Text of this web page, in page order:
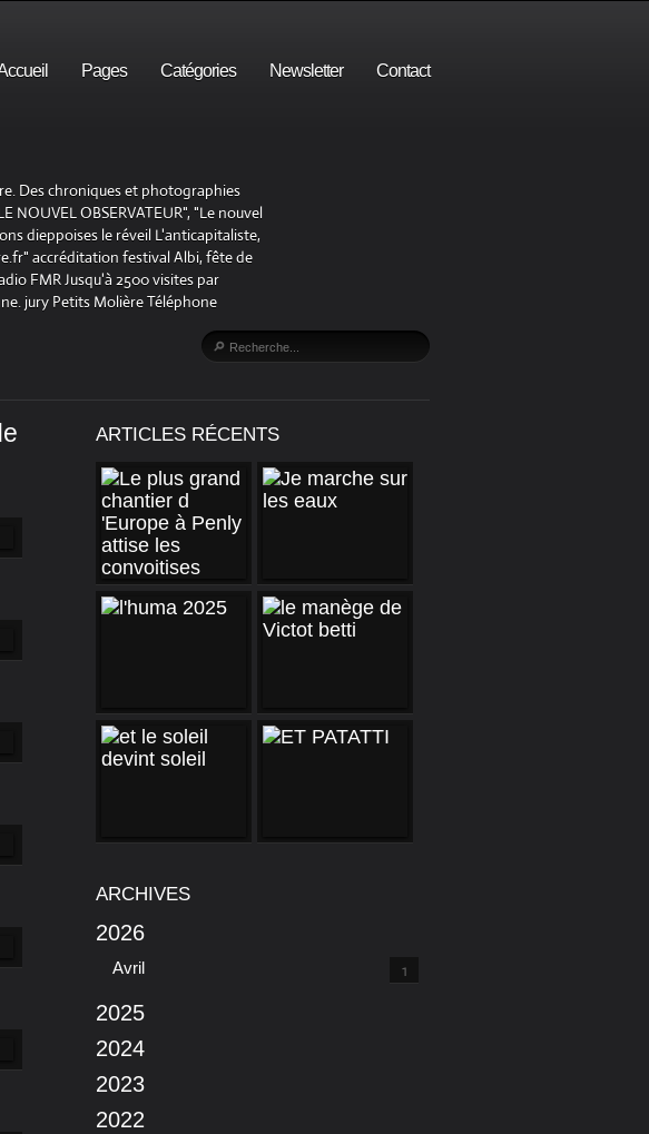
Pages Catégories Newsletter Contact
Des chroniques et photographies
NOUVEL OBSERVATEUR", "Le nouvel
dieppoises le réveil L'anticapitaliste,
accréditation festival Albi, fête de
FMR Jusqu'à 2500 visites par
jury Petits Molière Téléphone
ARTICLES RÉCENTS
ARCHIVES
2026
Avril 1
2025
2024
2023
2022